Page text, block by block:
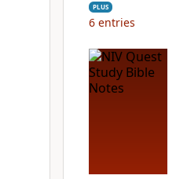
PLUS
6 entries